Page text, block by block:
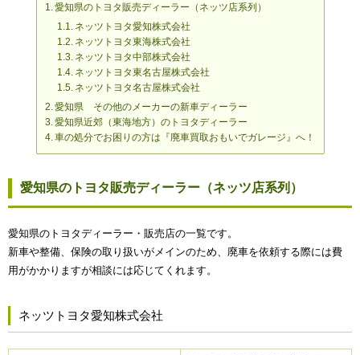
愛知県のトヨタ販売ディーラー（ネッツ店系列）
ネッツトヨタ愛知株式会社
ネッツトヨタ東海株式会社
ネッツトヨタ中部株式会社
ネッツトヨタ東名古屋株式会社
ネッツトヨタ名古屋株式会社
愛知県 その他のメーカーの新車ディーラー
愛知県近郊（東海地方）のトヨタディーラー
車の処分でお困りの方は『廃車買取おもいでガレージ』へ！
愛知県のトヨタ販売ディーラー（ネッツ店系列）
愛知県のトヨタディーラー・販売店の一覧です。
新車や整備、保険の取り扱いがメインのため、廃車を依頼する際には費
用がかかりますが相談には応じてくれます。
ネッツトヨタ愛知株式会社